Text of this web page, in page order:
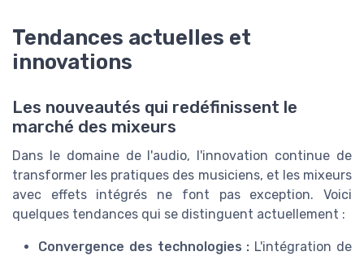
Tendances actuelles et
innovations
Les nouveautés qui redéfinissent le
marché des mixeurs
Dans le domaine de l'audio, l'innovation continue de
transformer les pratiques des musiciens, et les mixeurs
avec effets intégrés ne font pas exception. Voici
quelques tendances qui se distinguent actuellement :
Convergence des technologies : L'intégration de